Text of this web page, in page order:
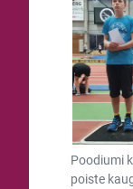
Poodiumi
poiste